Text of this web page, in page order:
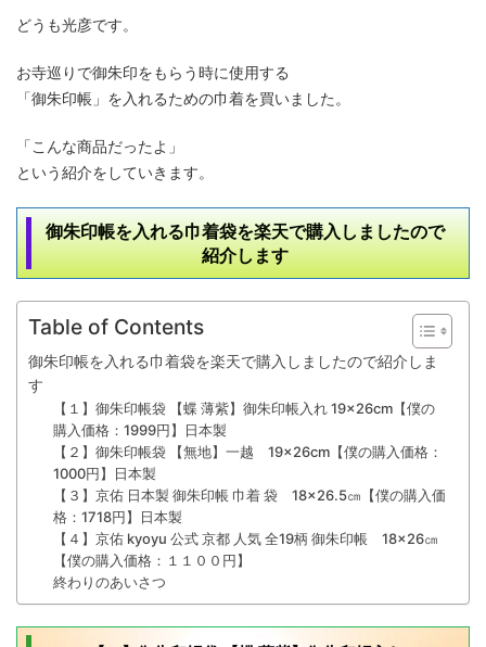
どうも光彦です。
お寺巡りで御朱印をもらう時に使用する
「御朱印帳」を入れるための巾着を買いました。
「こんな商品だったよ」
という紹介をしていきます。
御朱印帳を入れる巾着袋を楽天で購入しましたので
紹介します
Table of Contents
御朱印帳を入れる巾着袋を楽天で購入しましたので紹介しま
す
【１】御朱印帳袋 【蝶 薄紫】御朱印帳入れ 19×26cm【僕の
購入価格：1999円】日本製
【２】御朱印帳袋 【無地】一越 19×26cm【僕の購入価格：
1000円】日本製
【３】京佑 日本製 御朱印帳 巾着 袋 18×26.5㎝【僕の購入価
格：1718円】日本製
【４】京佑 kyoyu 公式 京都 人気 全19柄 御朱印帳 18×26㎝
【僕の購入価格：１１００円】
終わりのあいさつ